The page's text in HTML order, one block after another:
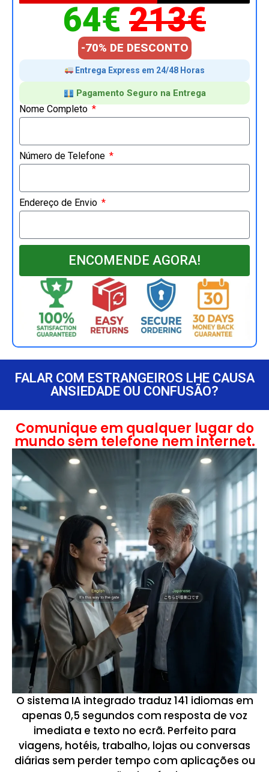
64€ 213€
-70% DE DESCONTO
Entrega Express em 24/48 Horas
Pagamento Seguro na Entrega
Nome Completo
Número de Telefone
Endereço de Envio
ENCOMENDE AGORA!
FALAR COM ESTRANGEIROS LHE CAUSA
ANSIEDADE OU CONFUSÃO?
Comunique em qualquer lugar do
mundo sem telefone nem internet.
O sistema IA integrado traduz 141 idiomas em
apenas 0,5 segundos com resposta de voz
imediata e texto no ecrã. Perfeito para
viagens, hotéis, trabalho, lojas ou conversas
diárias sem perder tempo com aplicações ou